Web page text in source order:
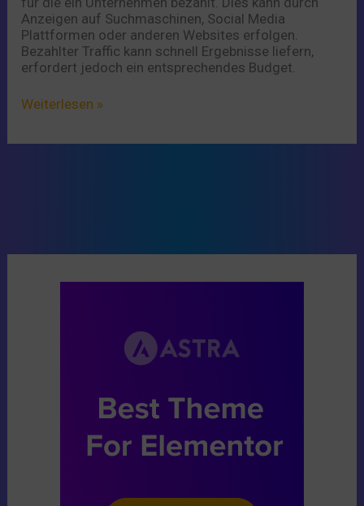
Anzeigen auf Suchmaschinen, Social Media
Plattformen oder anderen Websites erfolgen.
Bezahlter Traffic kann schnell Ergebnisse liefern,
erfordert jedoch ein entsprechendes Budget.
Weiterlesen »